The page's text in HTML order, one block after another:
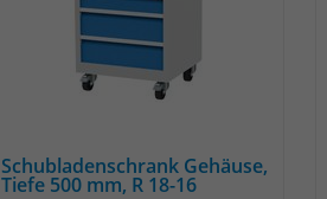
Schubladenschrank Gehäuse,
Tiefe 500 mm, R 18-16